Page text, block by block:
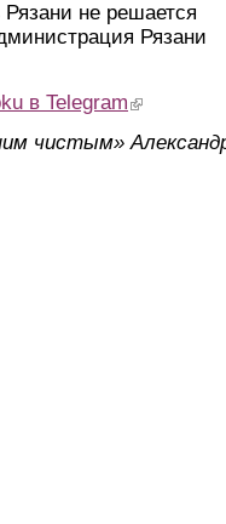
Рязани не решается
Рязани
в Telegram (link is
чистым»